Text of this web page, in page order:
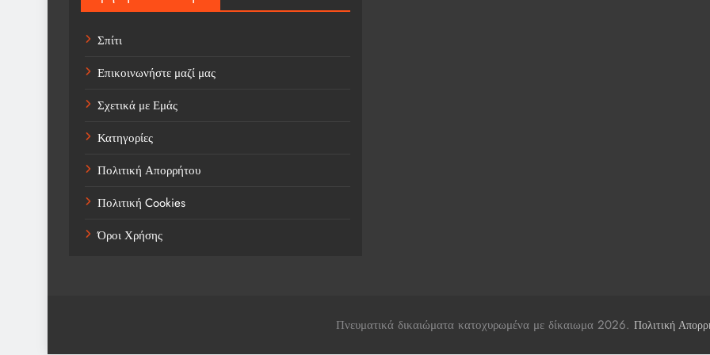
Σπίτι
Επικοινωνήστε μαζί μας
Σχετικά με Εμάς
Κατηγορίες
Πολιτική Απορρήτου
Πολιτική Cookies
Όροι Χρήσης
Πνευματικά δικαιώματα κατοχυρωμένα με δίκαιωμα 2026. Πολιτική